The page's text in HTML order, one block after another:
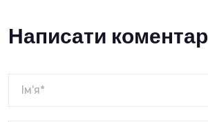
Написати коментар